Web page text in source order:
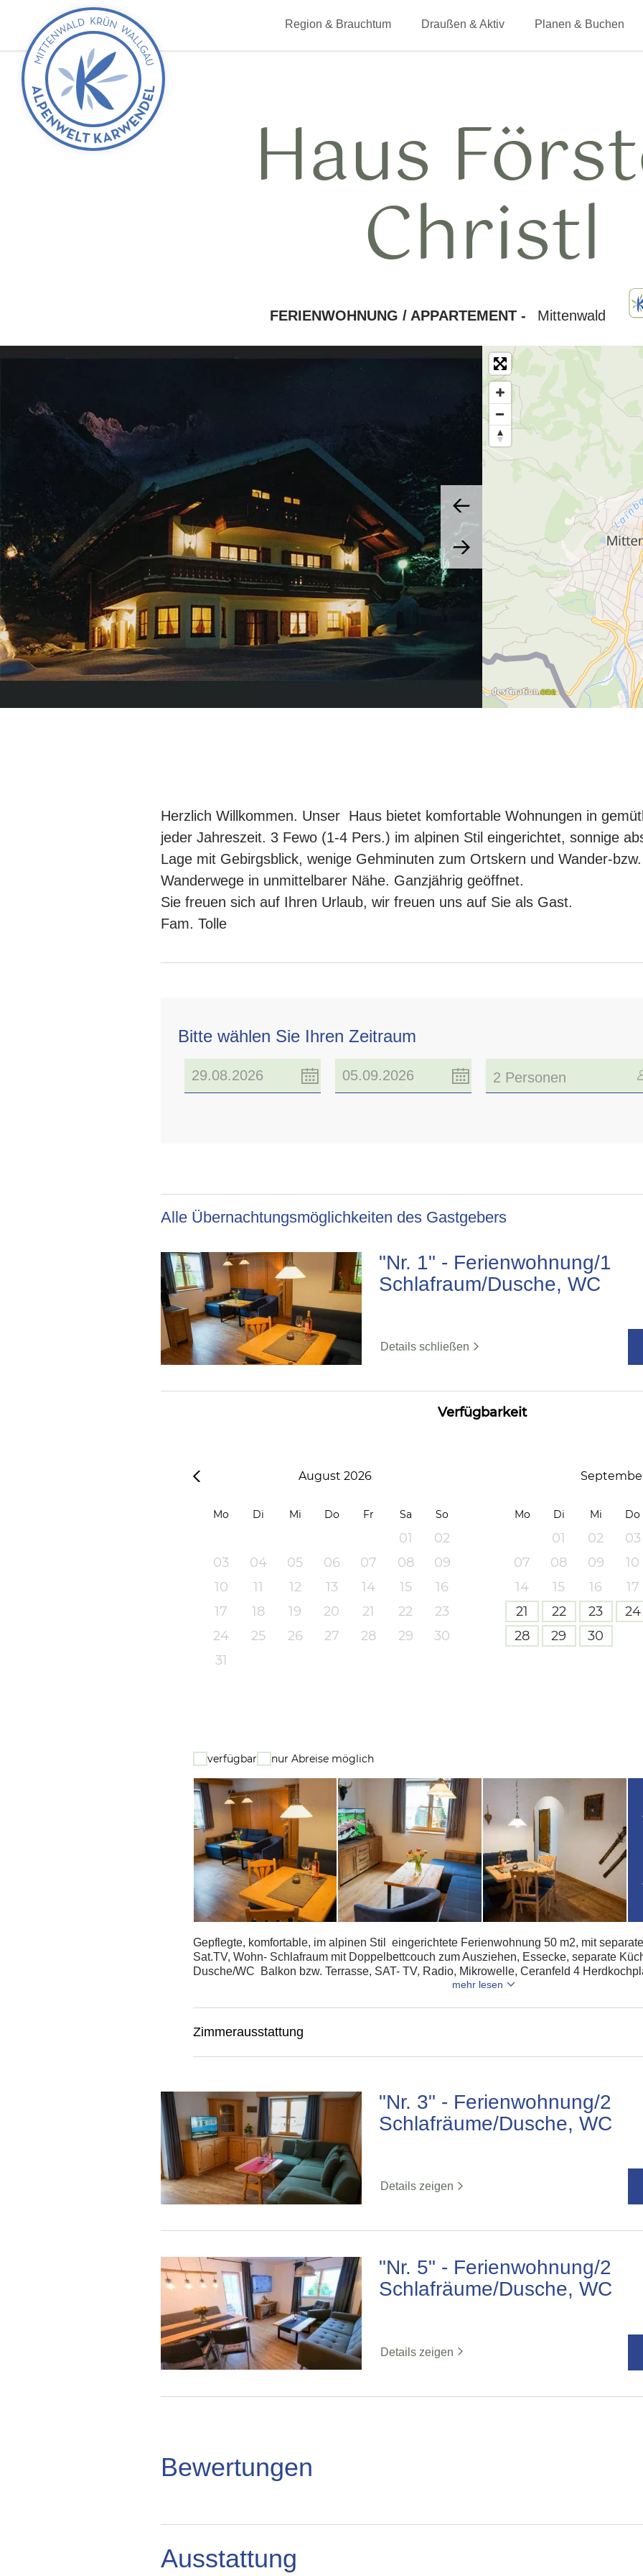
Region & Brauchtum Draußen & Aktiv Planen & Buchen
zurück
zur
Startseite
Haus
Christl
FERIENWOHNUNG / APPARTEMENT - Mittenwald
Herzlich Willkommen. Unser Haus bietet komfortable Wohnungen in
jeder Jahreszeit. 3 Fewo (1-4 Pers.) im alpinen Stil eingerichtet, sonnige
Lage mit Gebirgsblick, wenige Gehminuten zum Ortskern und Wander-
Wanderwege in unmittelbarer Nähe. Ganzjährig geöffnet.
Sie freuen sich auf Ihren Urlaub, wir freuen uns auf Sie als Gast.
Fam. Tolle
Bitte wählen Sie Ihren Zeitraum
2 Personen
Alle Übernachtungsmöglichkeiten des Gastgebers
"Nr. 1" - Ferienwohnung/1
Schlafraum/Dusche, WC
Details schließen
Verfügbarkeit
August 2026
Mo Di Mi Do Fr Sa So
01
02
03
04 05 06 07 08
09
10
11 12 13 14 15
16
17
18 19 20 21 22
23
24
25 26 27 28 29
30
31
Mo Di Mi Do
01 02 03
07
08 09 10
14
15 16 17
21
22 23 24
28
29 30
verfügbar nur Abreise möglich
Gepflegte, komfortable, im alpinen Stil eingerichtete Ferienwohnung 50 m2, mit
Sat.TV, Wohn- Schlafraum mit Doppelbettcouch zum Ausziehen, Essecke, separate
Dusche/WC Balkon bzw. Terrasse, SAT- TV, Radio, Mikrowelle, Ceranfeld 4
mehr lesen
Zimmerausstattung
"Nr. 3" - Ferienwohnung/2
Schlafräume/Dusche, WC
Details zeigen
"Nr. 5" - Ferienwohnung/2
Schlafräume/Dusche, WC
Details zeigen
Bewertungen
Ausstattung